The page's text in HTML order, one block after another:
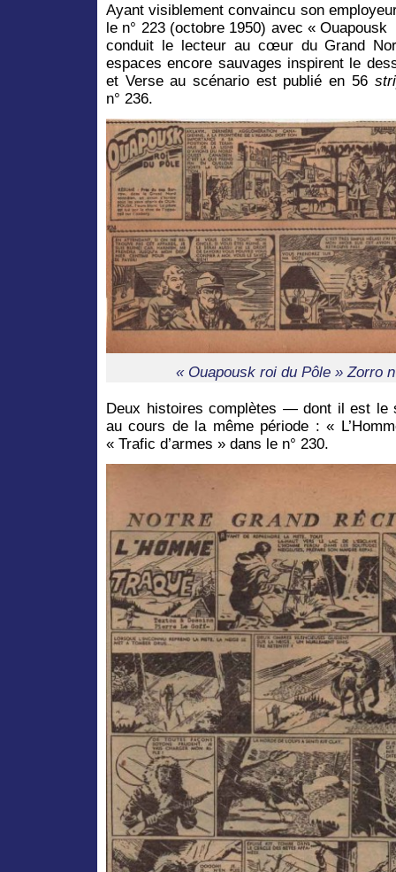
Ayant visiblement convaincu son
le n° 223 (octobre 1950) avec «
conduit le lecteur au cœur du Grand
espaces encore sauvages inspirent le
et Verse au scénario est publié en 56
n° 236.
« Ouapousk roi du Pôle » Zorro
Deux histoires complètes — dont il est
au cours de la même période : «
« Trafic d’armes » dans le n° 230.